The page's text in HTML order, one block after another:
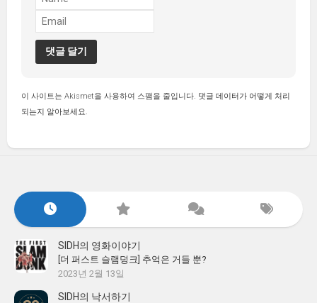
이 사이트는 Akismet을 사용하여 스팸을 줄입니다. 댓글 데이터가 어떻게 처리
되는지 알아보세요.
SIDH의 영화이야기
[더 퍼스트 슬램덩크] 추억은 거들 뿐?
2023년 2월 13일
SIDH의 낙서하기